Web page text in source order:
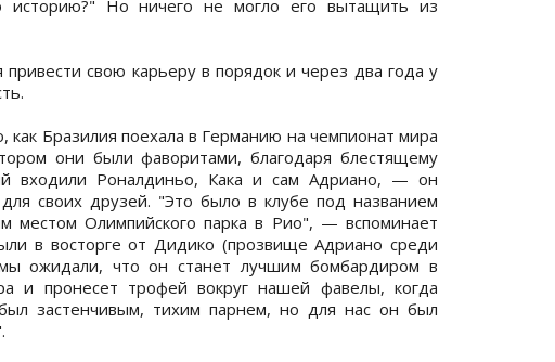
историю?" Но ничего не могло его вытащить из
свою карьеру в порядок и через два года у
как Бразилия поехала в Германию на чемпионат мира
они были фаворитами, благодаря блестящему
входили Роналдиньо, Кака и сам Адриано, — он
для своих друзей. "Это было в клубе под названием
местом Олимпийского парка в Рио", — вспоминает
в восторге от Дидико (прозвище Адриано среди
ожидали, что он станет лучшим бомбардиром в
и пронесет трофей вокруг нашей фавелы, когда
застенчивым, тихим парнем, но для нас он был